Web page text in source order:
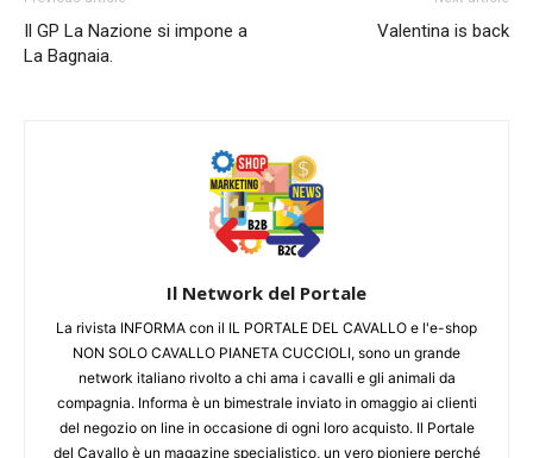
Il GP La Nazione si impone a
La Bagnaia.
Valentina is back
Il Network del Portale
La rivista INFORMA con il IL PORTALE DEL CAVALLO e l'e-shop
NON SOLO CAVALLO PIANETA CUCCIOLI, sono un grande
network italiano rivolto a chi ama i cavalli e gli animali da
compagnia. Informa è un bimestrale inviato in omaggio ai clienti
del negozio on line in occasione di ogni loro acquisto. Il Portale
del Cavallo è un magazine specialistico, un vero pioniere perché